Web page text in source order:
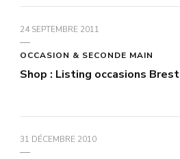
24 SEPTEMBRE 2011
OCCASION & SECONDE MAIN
Shop : Listing occasions Brest
31 DÉCEMBRE 2010